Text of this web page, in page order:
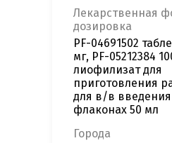
Лекарственная
дозировка
PF-04691502
мг, PF-05212384
лиофилизат для
приготовления
для в/в
флаконах 50 мл
Города